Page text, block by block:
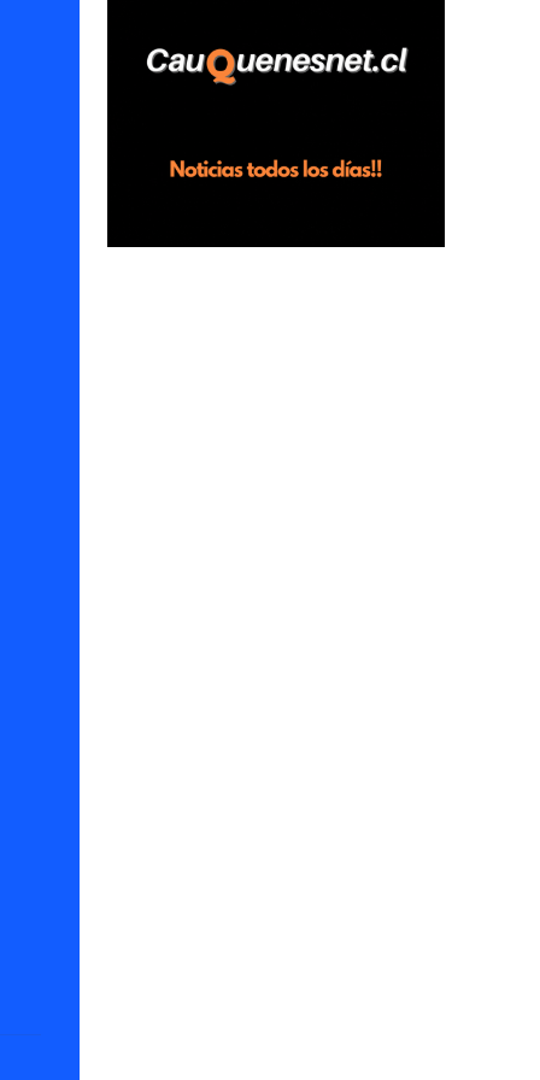
en el sector Dollimbuta, comuna de
Pelluhue. Allí, mientras se encontraba junto
plantación de frutillas, habría sostenido una